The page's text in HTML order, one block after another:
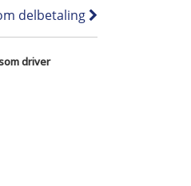
delbetaling
driver